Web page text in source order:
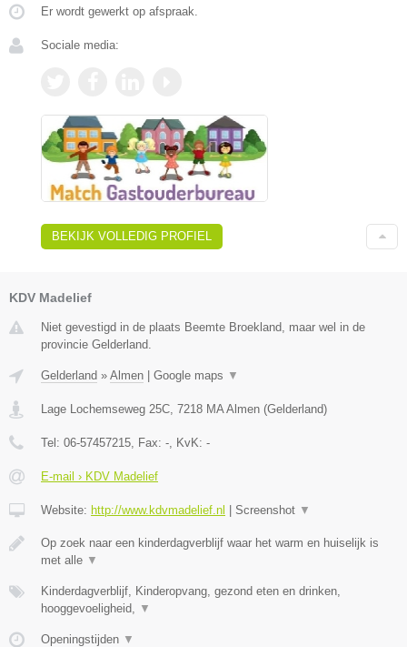
Er wordt gewerkt op afspraak.
Sociale media:
BEKIJK VOLLEDIG PROFIEL
KDV Madelief
Niet gevestigd in de plaats Beemte Broekland, maar wel in de
provincie Gelderland.
Gelderland » Almen | Google maps ▼
Lage Lochemseweg 25C 7218 MA Almen (Gelderland)
Tel: 06-57457215 , Fax: - , KvK: -
E-mail › KDV Madelief
Website: http://www.kdvmadelief.nl | Screenshot ▼
Op zoek naar een kinderdagverblijf waar het warm en huiselijk is
met alle ▼
Kinderdagverblijf, Kinderopvang, gezond eten en drinken,
hooggevoeligheid,
▼
Openingstijden ▼